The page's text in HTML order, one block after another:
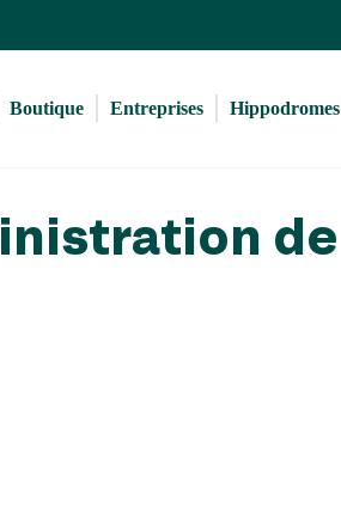
au
principal
Boutique Entreprises Hippodromes
de